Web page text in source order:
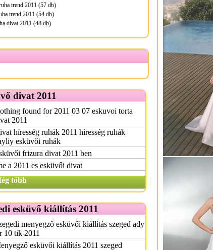
trend 2011 (57 db)
trend 2011 (54 db)
divat 2011 (48 db)
divat 2011
found for 2011 03 07 eskuvoi torta
2011
híresség ruhák 2011 híresség ruhák
esküvői ruhák
frizura divat 2011 ben
a 2011 es esküvői divat
több
esküvő kiállítás 2011
menyegző esküvői kiállítás szeged ady
10 tik 2011
esküvői kiállítás 2011 szeged